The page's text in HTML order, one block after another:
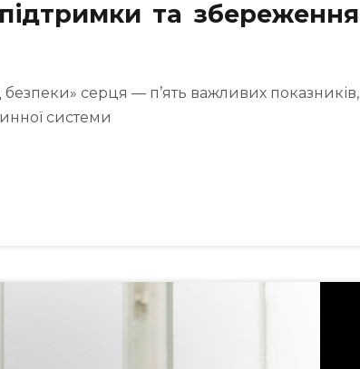
та збереження
серця — п’ять важливих показників,
системи